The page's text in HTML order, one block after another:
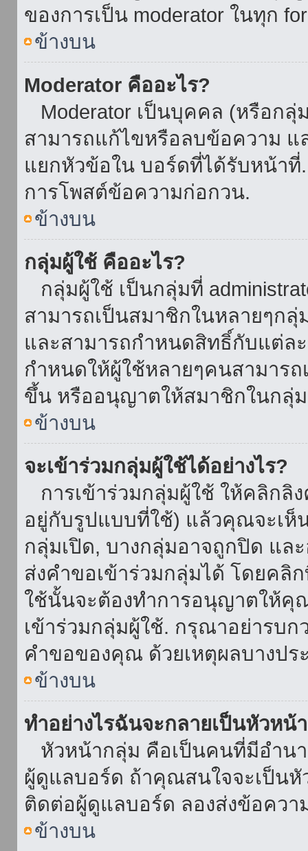
ของการเป็น moderator ในทุก
ข้างบน
Moderator คืออะไร?
Moderator เป็นบุคคล (หรือก
สามารถแก้ไขหรือลบข้อความ แ
แยกหัวข้อใน บอร์ดที่ได้รับหน้าที่
การโพสต์ข้อความก่อกวน.
ข้างบน
กลุ่มผู้ใช้ คืออะไร?
กลุ่มผู้ใช้ เป็นกลุ่มที่
สามารถเป็นสมาชิกในหลายๆก
และสามารถกำหนดสิทธิ์กับแต่ล
กำหนดให้ผู้ใช้หลายๆคนสามารถ
ขึ้น หรืออนุญาตให้สมาชิกในกลุ่ม
ข้างบน
จะเข้าร่วมกลุ่มผู้ใช้ได้อย่างไร?
การเข้าร่วมกลุ่มผู้ใช้ ให้คลิก
อยู่กับรูปแบบที่ใช้) แล้วคุณจะเห็
กลุ่มเปิด, บางกลุ่มอาจถูกปิด แ
ส่งคำขอเข้าร่วมกลุ่มได้ โดยคลิ
ใช้นั้นจะต้องทำการอนุญาตให้คุ
เข้าร่วมกลุ่มผู้ใช้. กรุณาอย่ารบก
คำขอของคุณ ด้วยเหตุผลบางปร
ข้างบน
ทำอย่างไรฉันจะกลายเป็นหัวหน้
หัวหน้ากลุ่ม คือเป็นคนที่มีอำนา
ผู้ดูแลบอร์ด ถ้าคุณสนใจจะเป็น
ติดต่อผู้ดูแลบอร์ด ลองส่งข้อคว
ข้างบน